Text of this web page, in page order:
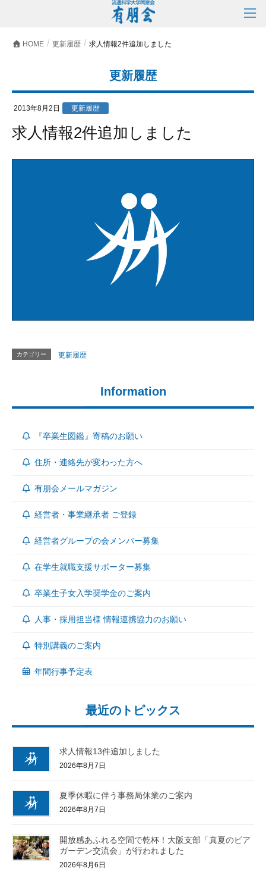
HOME 更新履歴 求人情報2件追加しました
更新履歴
2013年8月2日 更新履歴
求人情報2件追加しました
カテゴリー 更新履歴
Information
『卒業生図鑑』寄稿のお願い
住所・連絡先が変わった方へ
有朋会メールマガジン
経営者・事業継承者 ご登録
経営者グループの会メンバー募集
在学生就職支援サポーター募集
卒業生子女入学奨学金のご案内
人事・採用担当様 情報連携協力のお願い
特別講義のご案内
年間行事予定表
最近のトピックス
求人情報13件追加しました
2026年8月7日
夏季休暇に伴う事務局休業のご案内
2026年8月7日
開放感あふれる空間で乾杯！大阪支部「真夏のビア
ガーデン交流会」が行われました
2026年8月6日